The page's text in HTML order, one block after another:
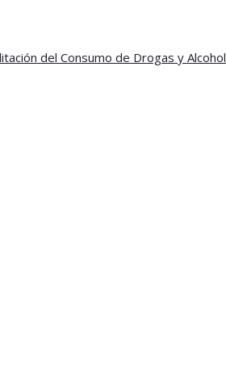
del Consumo de Drogas y Alcohol